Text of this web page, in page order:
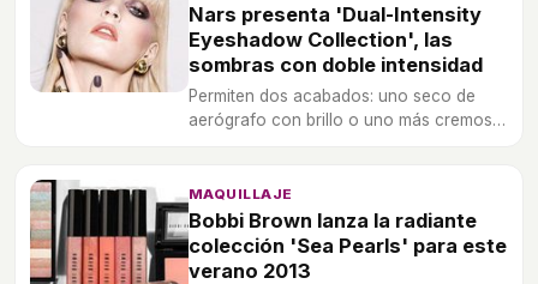
Nars presenta 'Dual-Intensity
Eyeshadow Collection', las
sombras con doble intensidad
Permiten dos acabados: uno seco de
aerógrafo con brillo o uno más cremoso
MAQUILLAJE
Bobbi Brown lanza la radiante
colección 'Sea Pearls' para este
verano 2013